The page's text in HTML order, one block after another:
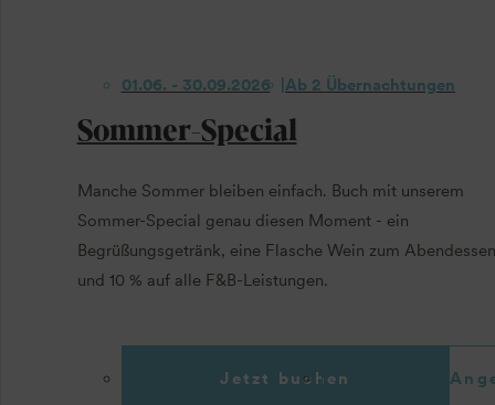
01.06. - 30.09.2026 Ab 2 Übernachtungen
Sommer-Special
Manche Sommer bleiben einfach. Buch mit unserem
Sommer-Special genau diesen Moment - ein
Begrüßungsgetränk, eine Flasche Wein zum Abendessen
und 10 % auf alle F&B-Leistungen.
Jetzt buchen